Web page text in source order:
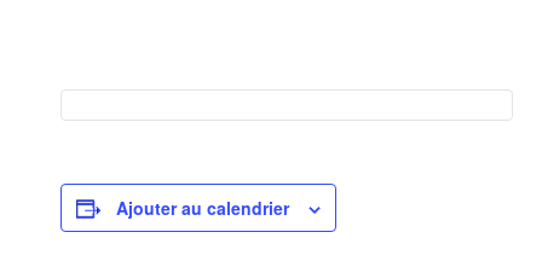
Ajouter au calendrier